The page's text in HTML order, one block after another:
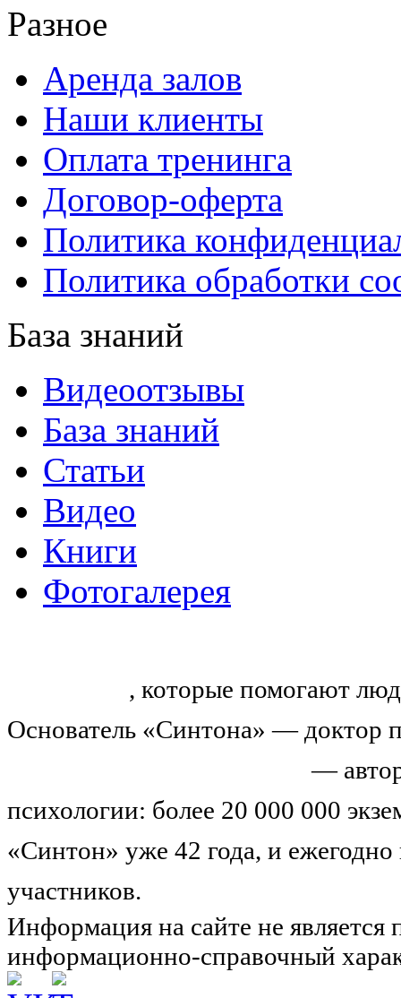
Разное
Аренда залов
Наши клиенты
Оплата тренинга
Договор-оферта
Политика
Политика обработки
База знаний
Видеоотзывы
База знаний
Статьи
Видео
Книги
Фотогалерея
, которые помогают
Основатель «Синтона» — доктор
—
психологии: более 20 000 000
«Синтон» уже 42 года, и
участников.
Информация на сайте не
информационно-справочный